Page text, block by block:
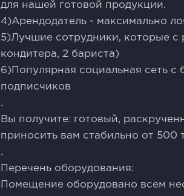
для нашей готовой продукции.
4)Арендодатель - максимально
5)Лучшие сотрудники, которые с
кондитера, 2 бариста)
6)Популярная социальная сеть
подписчиков
.
Вы получите: готовый,
приносить вам стабильно от 500
.
Перечень оборудования:
Помещение оборудовано всем